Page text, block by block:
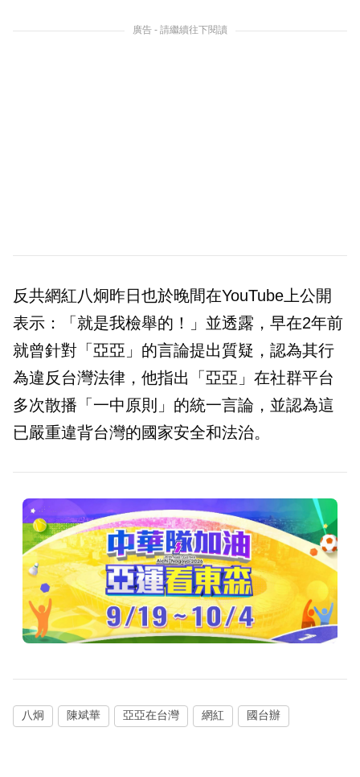
廣告 - 請繼續往下閱讀
反共網紅八炯昨日也於晚間在YouTube上公開
表示：「就是我檢舉的！」並透露，早在2年前
就曾針對「亞亞」的言論提出質疑，認為其行
為違反台灣法律，他指出「亞亞」在社群平台
多次散播「一中原則」的統一言論，並認為這
已嚴重違背台灣的國家安全和法治。
八炯 陳斌華 亞亞在台灣 網紅 國台辦